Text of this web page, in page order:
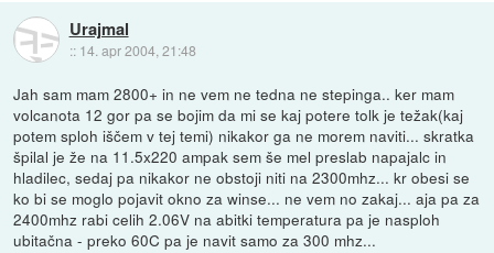
Urajmal
:: 14. apr 2004, 21:48
Jah sam mam 2800+ in ne vem ne tedna ne stepinga.. ker mam
volcanota 12 gor pa se bojim da mi se kaj potere tolk je težak(kaj
potem sploh iščem v tej temi) nikakor ga ne morem naviti... skratka
špilal je že na 11.5x220 ampak sem še mel preslab napajalc in
hladilec, sedaj pa nikakor ne obstoji niti na 2300mhz... kr obesi se
ko bi se moglo pojavit okno za winse... ne vem no zakaj... aja pa za
2400mhz rabi celih 2.06V na abitki temperatura pa je nasploh
ubitačna - preko 60C pa je navit samo za 300 mhz...